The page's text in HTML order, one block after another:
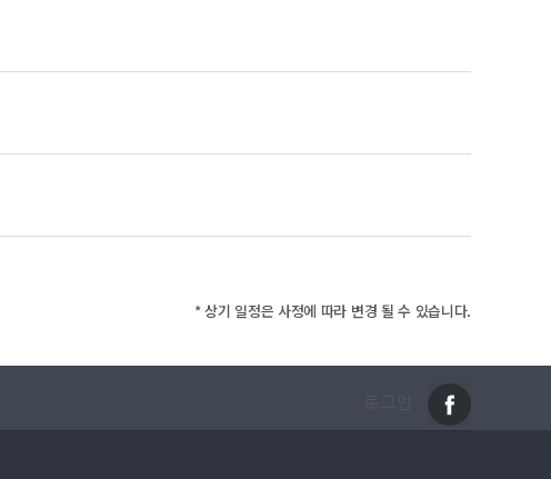
* 상기 일정은 사정에 따라 변경 될 수 있습니다.